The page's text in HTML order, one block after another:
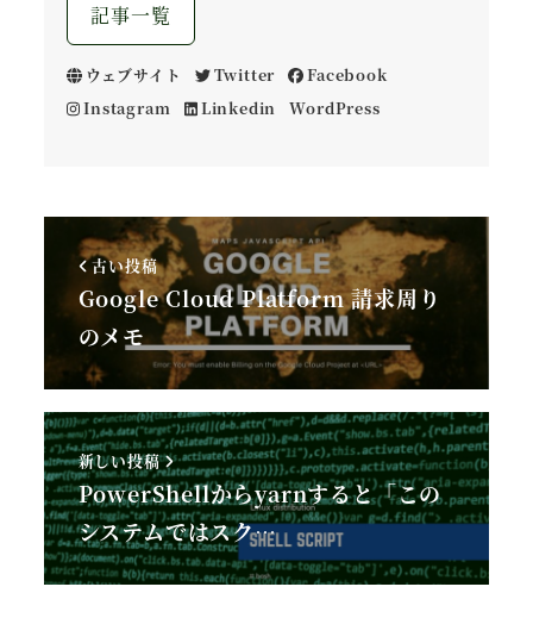
記事一覧
ウェブサイト Twitter
Facebook
Instagram
Linkedin WordPress
古い投稿
Google Cloud Platform 請求周り
のメモ
新しい投稿
PowerShellからyarnすると「この
システムではスク…